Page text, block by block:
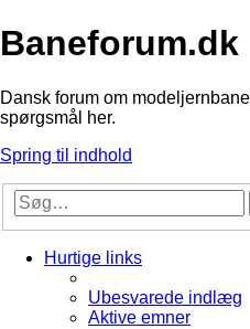
Baneforum.dk
Dansk forum om
spørgsmål her.
Spring til indhold
Hurtige links
Ubesvarede indlæg
Aktive emner